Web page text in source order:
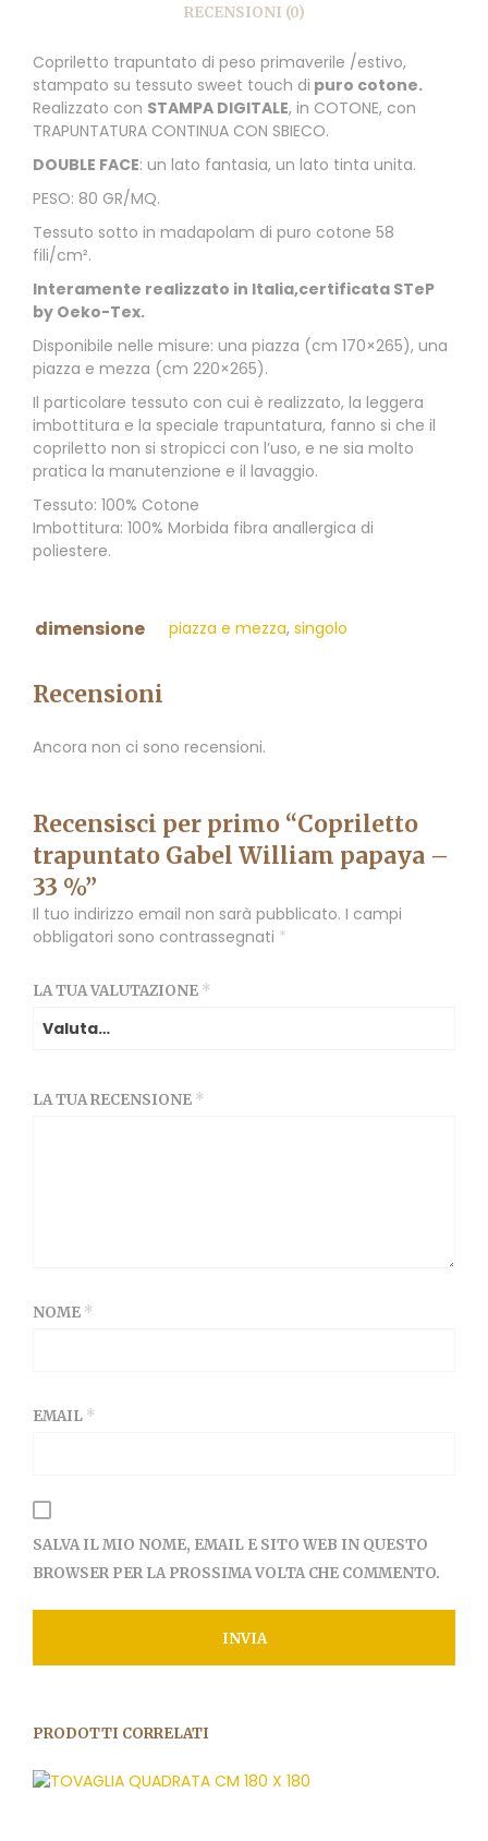
RECENSIONI (0)
Copriletto trapuntato di peso primaverile /estivo,
stampato su tessuto sweet touch di puro cotone.
Realizzato con STAMPA DIGITALE, in COTONE, con
TRAPUNTATURA CONTINUA CON SBIECO.
DOUBLE FACE: un lato fantasia, un lato tinta unita.
PESO: 80 GR/MQ.
Tessuto sotto in madapolam di puro cotone 58
fili/cm².
Interamente realizzato in Italia,certificata STeP
by Oeko-Tex.
Disponibile nelle misure: una piazza (cm 170×265), una
piazza e mezza (cm 220×265).
Il particolare tessuto con cui è realizzato, la leggera
imbottitura e la speciale trapuntatura, fanno si che il
copriletto non si stropicci con l’uso, e ne sia molto
pratica la manutenzione e il lavaggio.
Tessuto: 100% Cotone
Imbottitura: 100% Morbida fibra anallergica di
poliestere.
dimensione piazza e mezza, singolo
Recensioni
Ancora non ci sono recensioni.
Recensisci per primo “Copriletto
trapuntato Gabel William papaya –
33 %”
Il tuo indirizzo email non sarà pubblicato. I campi
obbligatori sono contrassegnati *
LA TUA VALUTAZIONE *
LA TUA RECENSIONE *
NOME *
EMAIL *
SALVA IL MIO NOME, EMAIL E SITO WEB IN QUESTO
BROWSER PER LA PROSSIMA VOLTA CHE COMMENTO.
PRODOTTI CORRELATI